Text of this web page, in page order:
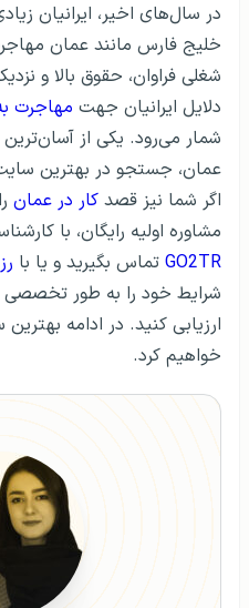
در سال‌های اخیر، ایرانیان
خلیج فارس مانند عمان
شغلی فراوان، حقوق بالا و
دلایل ایرانیان جهت مهاجرت
شمار می‌رود. یکی از
عمان، جستجو در بهترین
اگر شما نیز قصد کار در عمان
مشاوره اولیه رایگان، با
GO2TR تماس بگیرید و یا با
شرایط خود را به طور
ارزیابی کنید. در ادامه
خواهیم کرد.